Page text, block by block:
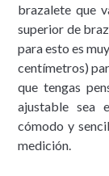
brazalete que
superior de
para esto es
centímetros)
que tengas
ajustable sea
cómodo y
medición.